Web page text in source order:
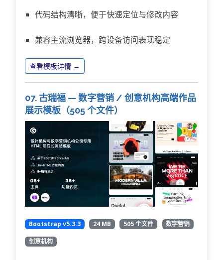
代码结构清晰，便于快速定位与修改内容
兼容主流浏览器，跨设备访问表现稳定
查看模板详情 →
07. 古瑞福 — 数字营销 / 创意机构高端作品
展示模板（505 个文件）
Bootstrap v5.3.3 24 MB 505 个文件 数字营销
创意机构